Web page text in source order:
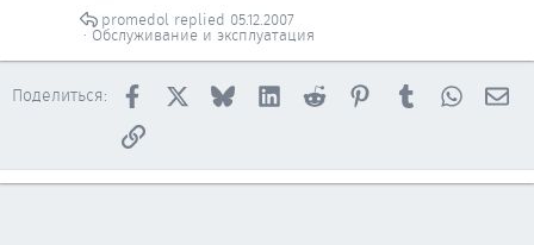
Обслуживание и эксплуатация
05.12.2007
promedol
Поделиться: Facebook BlueskyLinkedInReddit PinterestTumblr
Ссылка